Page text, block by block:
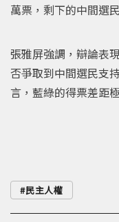
萬票，剩下的中間選
張雅屏強調，辯論表
否爭取到中間選民支
言，藍綠的得票差距
民主人權